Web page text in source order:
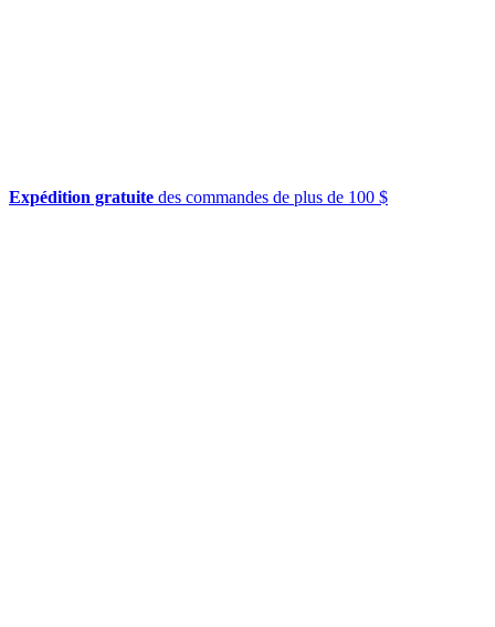
Expédition gratuite des commandes de plus de 100 $